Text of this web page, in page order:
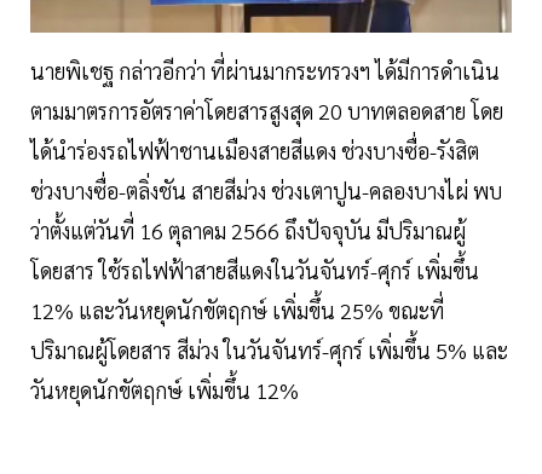
นายพิเชฐ กล่าวอีกว่า ที่ผ่านมากระทรวงฯ ได้มีการดำเนิน
ตามมาตรการอัตราค่าโดยสารสูงสุด 20 บาทตลอดสาย โดย
ได้นำร่องรถไฟฟ้าชานเมืองสายสีแดง ช่วงบางซื่อ-รังสิต
ช่วงบางซื่อ-ตลิ่งชัน สายสีม่วง ช่วงเตาปูน-คลองบางไผ่ พบ
ว่าตั้งแต่วันที่ 16 ตุลาคม 2566 ถึงปัจจุบัน มีปริมาณผู้
โดยสาร ใช้รถไฟฟ้าสายสีแดงในวันจันทร์-ศุกร์ เพิ่มขึ้น
12% และวันหยุดนักขัตฤกษ์ เพิ่มขึ้น 25% ขณะที่
ปริมาณผู้โดยสาร สีม่วง ในวันจันทร์-ศุกร์ เพิ่มขึ้น 5% และ
วันหยุดนักขัตฤกษ์ เพิ่มขึ้น 12%